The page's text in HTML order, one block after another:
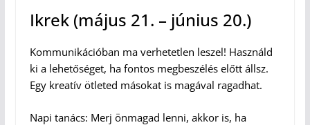
Ikrek (május 21. – június 20.)
Kommunikációban ma verhetetlen leszel! Használd
ki a lehetőséget, ha fontos megbeszélés előtt állsz.
Egy kreatív ötleted másokat is magával ragadhat.
Napi tanács: Merj önmagad lenni, akkor is, ha